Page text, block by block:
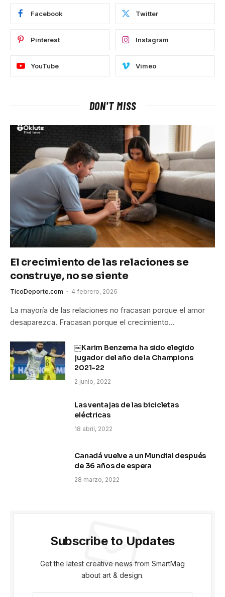
Facebook Twitter
Pinterest Instagram
YouTube Vimeo
DON'T MISS
El crecimiento de las relaciones se
construye, no se siente
TicoDeporte.com 4 febrero, 2026
La mayoría de las relaciones no fracasan porque el amor
desaparezca. Fracasan porque el crecimiento…
￼Karim Benzema ha sido elegido
jugador del año de la Champions
2021-22
2 junio, 2022
Las ventajas de las bicicletas
eléctricas
18 abril, 2022
Canadá vuelve a un Mundial después
de 36 años de espera
28 marzo, 2022
Subscribe to Updates
Get the latest creative news from SmartMag
about art & design.